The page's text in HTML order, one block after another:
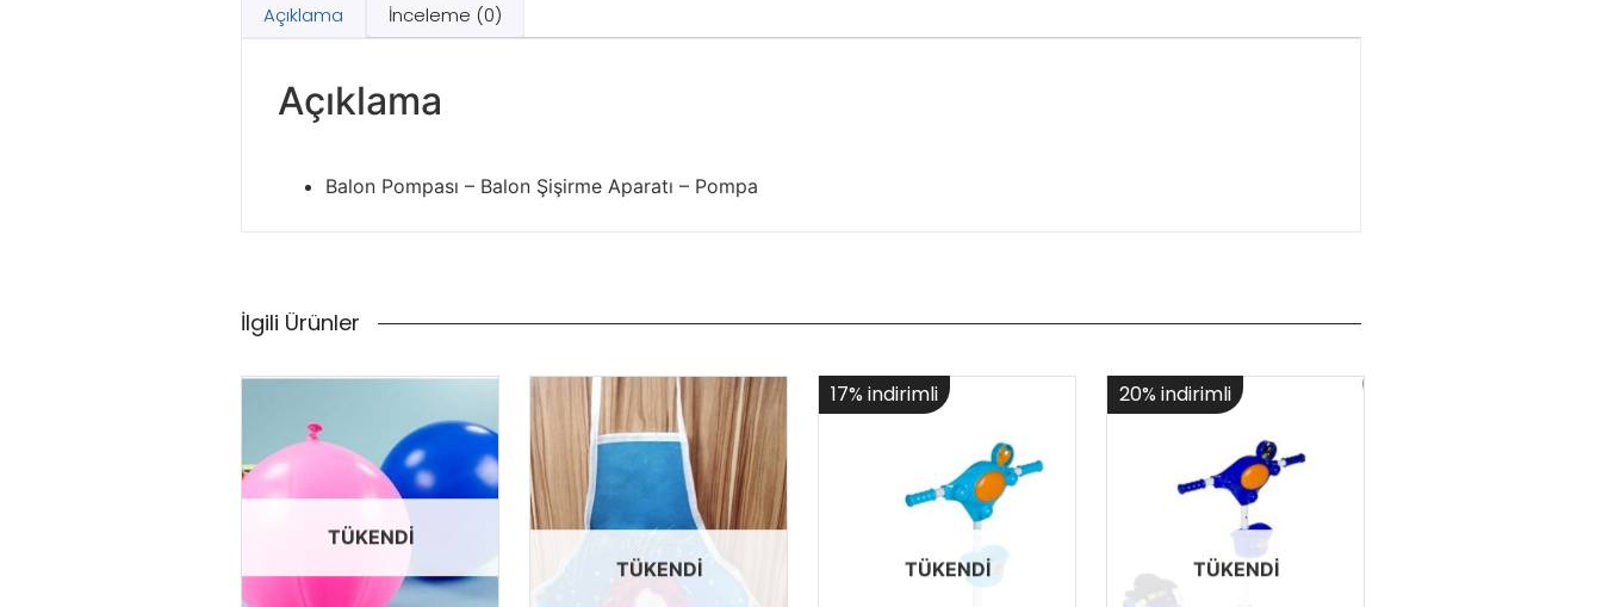
Açıklama İnceleme (0)
Açıklama
Balon Pompası – Balon Şişirme Aparatı – Pompa
İlgili Ürünler
TÜKENDI
TÜKENDI
17% indirimli
TÜKENDI
20% indirimli
TÜKENDI